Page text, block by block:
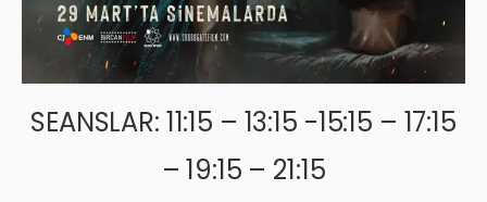
SEANSLAR: 11:15 – 13:15 -15:15 – 17:15
– 19:15 – 21:15